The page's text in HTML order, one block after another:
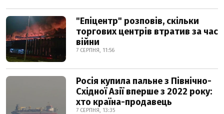
"Епіцентр" розповів, скільки
торгових центрів втратив за час
війни
7 СЕРПНЯ, 11:56
Росія купила пальне з Північно-
Східної Азії вперше з 2022 року:
хто країна-продавець
7 СЕРПНЯ, 13:35